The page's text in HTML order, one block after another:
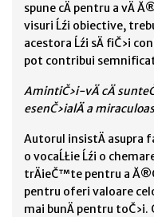
spune cÄ pentru a vÄ
visuri Ĺźi obiective,
acestora Ĺźi sÄ fiČ›i
pot contribui
AmintiČ›i-vÄ cÄ
esenČ›ialÄ a
Autorul insistÄ asupra
o vocaĹŁie Ĺźi o
trÄieČ™te pentru a
pentru oferi valoare
mai bunÄ pentru